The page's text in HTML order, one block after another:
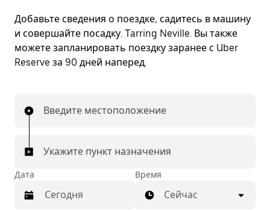
Добавьте сведения о поездке, садитесь в машину
и совершайте посадку. Tarring Neville. Вы также
можете запланировать поездку заранее с Uber
Reserve за 90 дней наперед.
Введите местоположение
Укажите пункт назначения
Дата Время
Сейчас